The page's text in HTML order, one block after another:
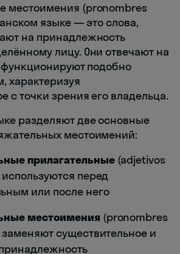
местоимения (pronombres
языке — это слова,
на принадлежность
лицу. Они отвечают на
подобно
характеризуя
с точки зрения его владельца.
разделяют две основные
местоимений:
прилагательные(adjetivos
перед
или после него
местоимения (pronombres
существительное и